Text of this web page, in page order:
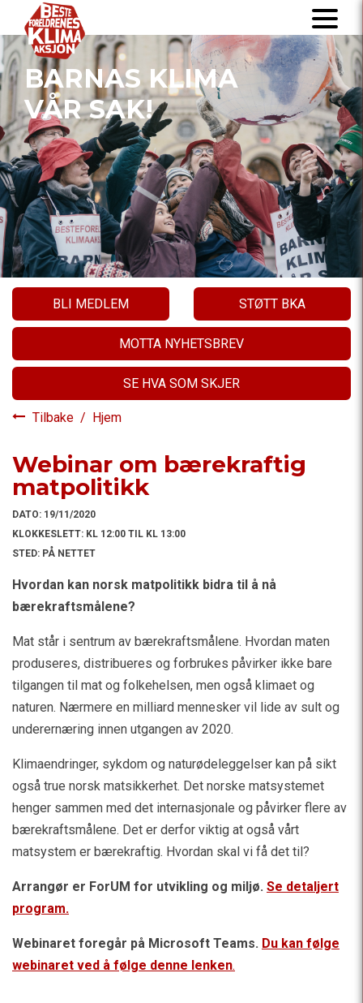
BARNAS KLIMA
VÅR SAK!
BLI MEDLEM STØTT BKA
MOTTA NYHETSBREV
SE HVA SOM SKJER
Tilbake / Hjem
Webinar om bærekraftig
matpolitikk
DATO: 19/11/2020
KLOKKESLETT: KL 12:00 TIL KL 13:00
STED: PÅ NETTET
Hvordan kan norsk matpolitikk bidra til å nå
bærekraftsmålene?
Mat står i sentrum av bærekraftsmålene. Hvordan maten
produseres, distribueres og forbrukes påvirker ikke bare
tilgangen til mat og folkehelsen, men også klimaet og
naturen. Nærmere en milliard mennesker vil lide av sult og
underernæring innen utgangen av 2020.
Klimaendringer, sykdom og naturødeleggelser kan på sikt
også true norsk matsikkerhet. Det norske matsystemet
henger sammen med det internasjonale og påvirker flere av
bærekraftsmålene. Det er derfor viktig at også vårt
matsystem er bærekraftig. Hvordan skal vi få det til?
Arrangør er ForUM for utvikling og miljø. Se detaljert
program.
Webinaret foregår på Microsoft Teams. Du kan følge
webinaret ved å følge denne lenken.